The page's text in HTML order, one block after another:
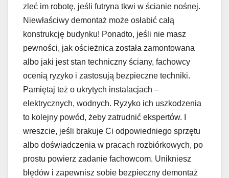
zleć im robotę, jeśli futryna tkwi w ścianie nośnej.
Niewłaściwy demontaż może osłabić całą
konstrukcję budynku! Ponadto, jeśli nie masz
pewności, jak ościeżnica została zamontowana
albo jaki jest stan techniczny ściany, fachowcy
ocenią ryzyko i zastosują bezpieczne techniki.
Pamiętaj też o ukrytych instalacjach –
elektrycznych, wodnych. Ryzyko ich uszkodzenia
to kolejny powód, żeby zatrudnić ekspertów. I
wreszcie, jeśli brakuje Ci odpowiedniego sprzętu
albo doświadczenia w pracach rozbiórkowych, po
prostu powierz zadanie fachowcom. Unikniesz
błędów i zapewnisz sobie bezpieczny demontaż